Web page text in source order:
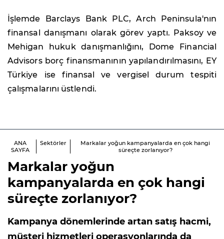
İşlemde Barclays Bank PLC, Arch Peninsula'nın
finansal danışmanı olarak görev yaptı. Paksoy ve
Mehigan hukuk danışmanlığını, Dome Financial
Advisors borç finansmanının yapılandırılmasını, EY
Türkiye ise finansal ve vergisel durum tespiti
çalışmalarını üstlendi.
ANA
SAYFA
Sektörler
Markalar yoğun kampanyalarda en çok hangi
süreçte zorlanıyor?
Markalar yoğun
kampanyalarda en çok hangi
süreçte zorlanıyor?
Kampanya dönemlerinde artan satış hacmi,
müşteri hizmetleri operasyonlarında da